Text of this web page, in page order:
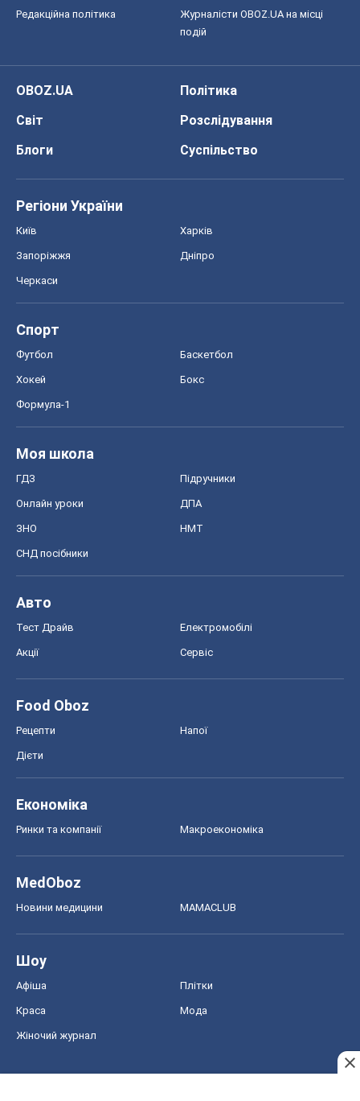
Редакційна політика
Журналісти OBOZ.UA на місці
подій
OBOZ.UA
Політика
Світ
Розслідування
Блоги
Суспільство
Регіони України
Київ Харків
Запоріжжя Дніпро
Черкаси
Спорт
Футбол Баскетбол
Хокей Бокс
Формула-1
Моя школа
ГДЗ Підручники
Онлайн уроки ДПА
ЗНО НМТ
СНД посібники
Авто
Тест Драйв Електромобілі
Акції Сервіс
Food Oboz
Рецепти Напої
Дієти
Економіка
Ринки та компанії Макроекономіка
MedOboz
Новини медицини MAMACLUB
Шоу
Афіша Плітки
Краса Мода
Жіночий журнал